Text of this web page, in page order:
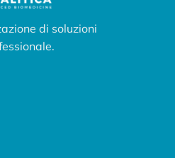
di soluzioni